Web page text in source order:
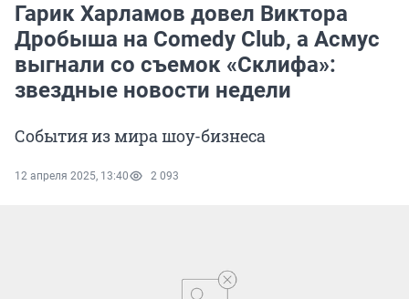
Гарик Харламов довел Виктора
Дробыша на Comedy Club, а Асмус
выгнали со съемок «Склифа»:
звездные новости недели
События из мира шоу-бизнеса
12 апреля 2025, 13:40 2 093